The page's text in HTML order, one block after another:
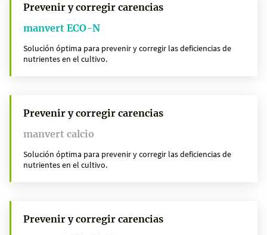
Prevenir y corregir carencias
manvert ECO-N
Solución óptima para prevenir y corregir las deficiencias de
nutrientes en el cultivo.
Prevenir y corregir carencias
manvert calcio
Solución óptima para prevenir y corregir las deficiencias de
nutrientes en el cultivo.
Prevenir y corregir carencias